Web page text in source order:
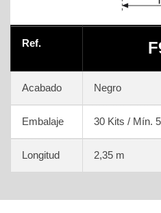
Ref.
Acabado Negro
Embalaje 30 Kits / Mín.
Longitud 2,35 m